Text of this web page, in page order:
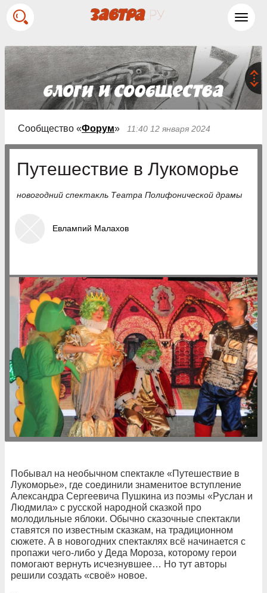
Сообщество «Форум» 11:40 12 января 2024
Путешествие в Лукоморье
новогодний спектакль Театра Полифонической драмы
Евлампий Малахов
Побывал на необычном спектакле «Путешествие в
Лукоморье», где соединили знаменитое вступление
Александра Сергеевича Пушкина из поэмы «Руслан и
Людмила» с русской народной сказкой про
молодильные яблоки. Обычно сказочные спектакли
ставятся по известным сказкам, на традиционном
сюжете. А в новогодних спектаклях всё начинается с
пропажи чего-либо у Деда Мороза, которому герои
помогают вернуть исчезнувшее… Но тут авторы
решили создать «своё» новое.